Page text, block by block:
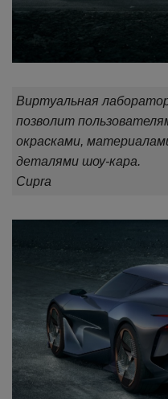
Виртуальная
позволит
окрасками,
деталями шоу-кара.
Cupra